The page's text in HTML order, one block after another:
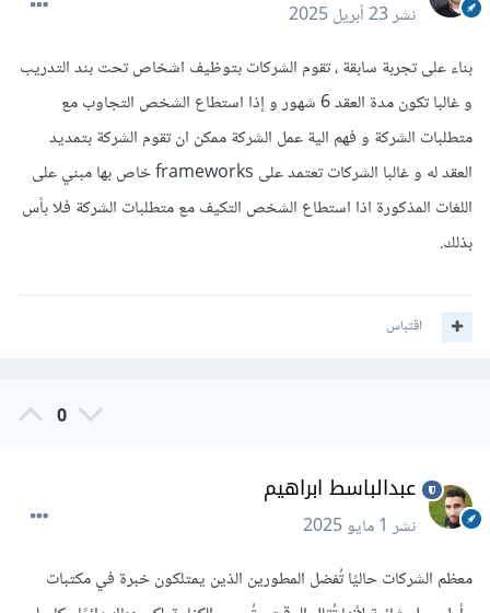
نشر23 أبريل 2025
بناء على تجربة سابقة ، تقوم الشركات بتوظيف اشخاص تحت بند التدريب
و غالبا تكون مدة العقد 6 شهور و إذا استطاع الشخص التجاوب مع
متطلبات الشركة و فهم الية عمل الشركة ممكن ان تقوم الشركة بتمديد
العقد له و غالبا الشركات تعتمد على frameworks خاص بها مبني على
اللغات المذكورة اذا استطاع الشخص التكيف مع متطلبات الشركة فلا بأس
بذلك.
اقتباس
0
عبدالباسط ابراهيم
نشر1 مايو 2025
معظم الشركات حاليًا تُفضل المطورين الذين يمتلكون خبرة في مكتبات